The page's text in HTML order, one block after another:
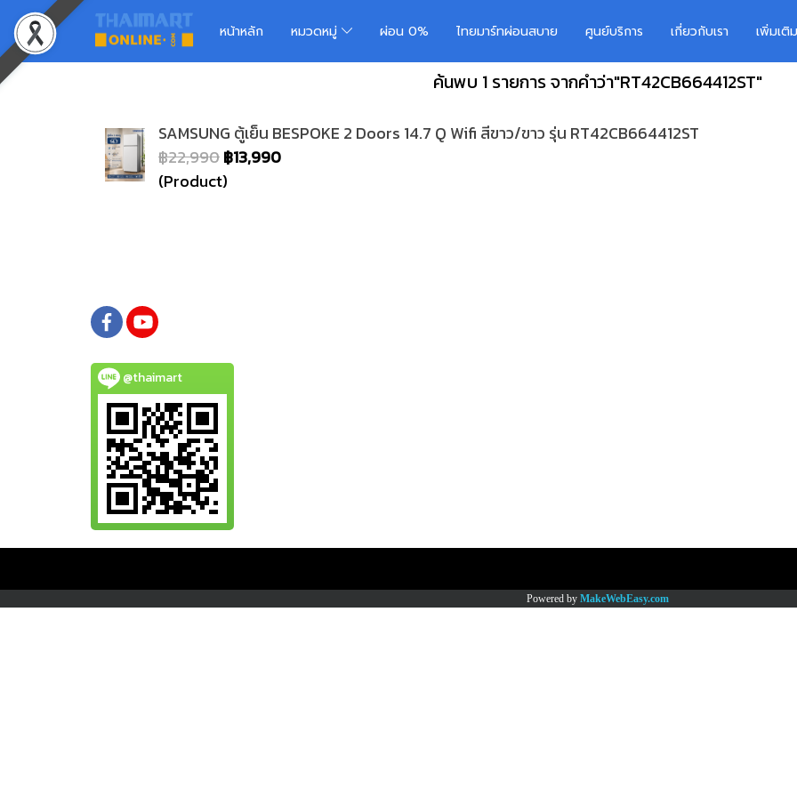
หน้าหลัก หมวดหมู่ ผ่อน 0% ไทยมาร์ทผ่อนสบาย ศูนย์บริการ เกี่ยวกับเรา เพิ่มเ
ค้นพบ 1 รายการ จากคำว่า"RT42CB664412ST"
SAMSUNG ตู้เย็น BESPOKE 2 Doors 14.7 Q Wifi สีขาว/ขาว รุ่น RT42CB664412ST
฿22,990฿13,990
(Product)
@thaimart
Powered by MakeWebEasy.com